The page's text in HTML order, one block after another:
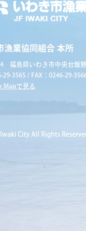
漁業協同組合 本所
福島県いわき市中央台飯
29-3565 / FAX：0246-29-
Mapで見る
City All Rights